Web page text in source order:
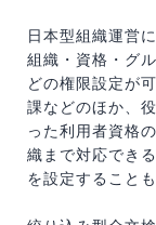
日本型組織運営
組織・資格・グ
どの権限設定が
課などのほか、
った利用者資格
織まで対応でき
を設定すること